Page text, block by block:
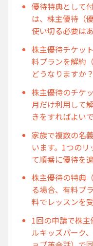
優待特典として
は、株主優待（
使い切る必要は
株主優待チケッ
料プランを解約
どうなりますか？
株主優待のチケ
月だけ利用して
きをすればよい
家族で複数の名
います。1つの
て順番に優待を
株主優待の特典
る場合、有料プ
料でレッスンを
1回の申請で株
ルキッズパーク